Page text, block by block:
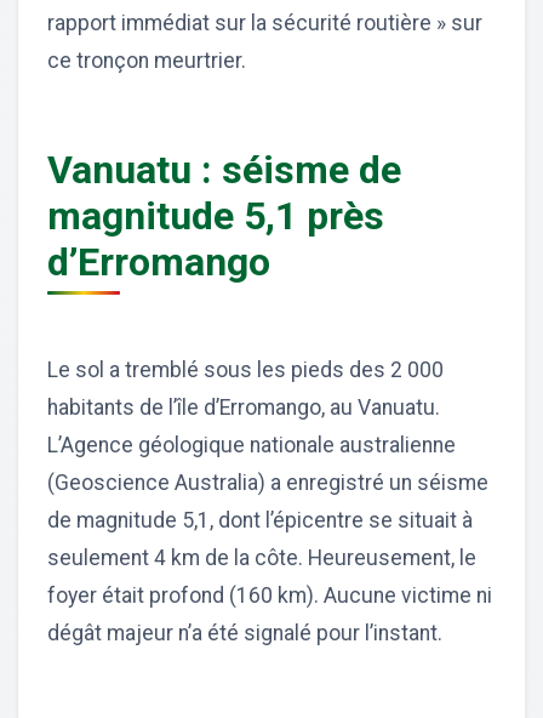
rapport immédiat sur la sécurité routière » sur
ce tronçon meurtrier.
Vanuatu : séisme de
magnitude 5,1 près
d’Erromango
Le sol a tremblé sous les pieds des 2 000
habitants de l’île d’Erromango, au Vanuatu.
L’Agence géologique nationale australienne
(Geoscience Australia) a enregistré un séisme
de magnitude 5,1, dont l’épicentre se situait à
seulement 4 km de la côte. Heureusement, le
foyer était profond (160 km). Aucune victime ni
dégât majeur n’a été signalé pour l’instant.